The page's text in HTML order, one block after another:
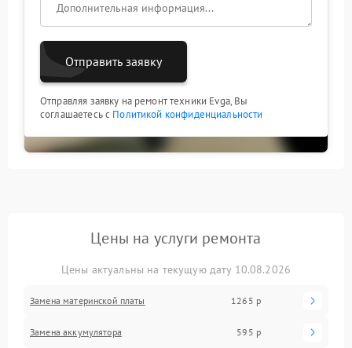
гарантию на выполненные работы;
Мы готовы помочь в решении любых проблем с
ноутбуком Evga!
Отправить заявку
Отправляя заявку на ремонт техники Evga, Вы
соглашаетесь с Политикой конфиденциальности
Цены на услуги ремонта
Цены актуальны на текущую дату 10.08.2026
Замена материнской платы 1265 р
Замена аккумулятора 595 р